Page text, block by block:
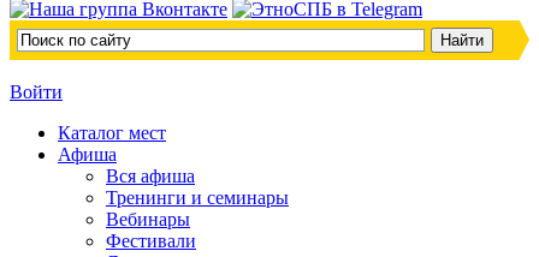
Войти
Каталог мест
Афиша
Вся афиша
Тренинги и семинары
Вебинары
Фестивали